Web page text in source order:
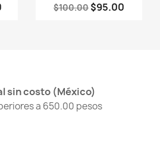
$100.00 $95.00
sin costo (México)
a 650.00 pesos